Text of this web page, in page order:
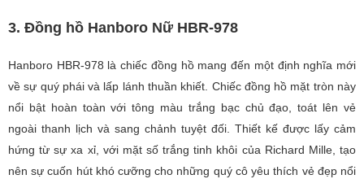
3. Đồng hồ Hanboro Nữ HBR-978
Hanboro HBR-978 là chiếc đồng hồ mang đến một định nghĩa mới
về sự quý phái và lấp lánh thuần khiết. Chiếc đồng hồ mặt tròn này
nổi bật hoàn toàn với tông màu trắng bạc chủ đạo, toát lên vẻ
ngoài thanh lịch và sang chảnh tuyệt đối. Thiết kế được lấy cảm
hứng từ sự xa xỉ, với mặt số trắng tinh khôi của Richard Mille, tạo
nên sự cuốn hút khó cưỡng cho những quý cô yêu thích vẻ đẹp nổi